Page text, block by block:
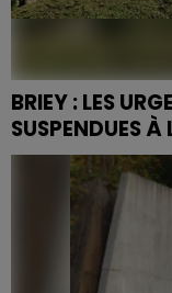
BRIEY : LES
SUSPENDUES
Le Centre
temporairement
partir de